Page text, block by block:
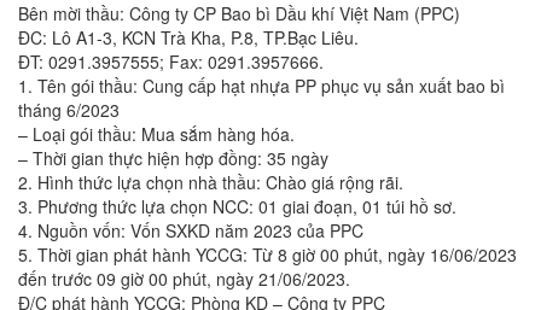
Bên mời thầu: Công ty CP Bao bì Dầu khí Việt Nam (PPC)
ĐC: Lô A1-3, KCN Trà Kha, P.8, TP.Bạc Liêu.
ĐT: 0291.3957555; Fax: 0291.3957666.
1. Tên gói thầu: Cung cấp hạt nhựa PP phục vụ sản xuất bao bì
tháng 6/2023
– Loại gói thầu: Mua sắm hàng hóa.
– Thời gian thực hiện hợp đồng: 35 ngày
2. Hình thức lựa chọn nhà thầu: Chào giá rộng rãi.
3. Phương thức lựa chọn NCC: 01 giai đoạn, 01 túi hồ sơ.
4. Nguồn vốn: Vốn SXKD năm 2023 của PPC
5. Thời gian phát hành YCCG: Từ 8 giờ 00 phút, ngày 16/06/2023
đến trước 09 giờ 00 phút, ngày 21/06/2023.
Đ/C phát hành YCCG: Phòng KD – Công ty PPC